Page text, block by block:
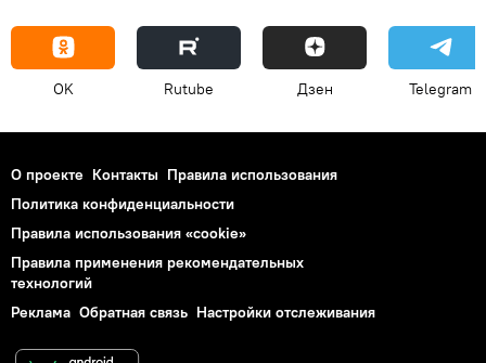
OK Rutube Дзен Telegram
О проекте Контакты Правила использования
Политика конфиденциальности
Правила использования «cookie»
Правила применения рекомендательных
технологий
Реклама Обратная связь Настройки отслеживания